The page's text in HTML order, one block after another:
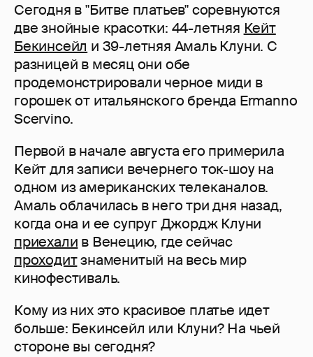
Сегодня в "Битве платьев" соревнуются
две знойные красотки: 44-летняя Кейт
Бекинсейл и 39-летняя Амаль Клуни. С
разницей в месяц они обе
продемонстрировали черное миди в
горошек от итальянского бренда Ermanno
Scervino.
Первой в начале августа его примерила
Кейт для записи вечернего ток-шоу на
одном из американских телеканалов.
Амаль облачилась в него три дня назад,
когда она и ее супруг Джордж Клуни
приехали в Венецию, где сейчас
проходитзнаменитый на весь мир
кинофестиваль.
Кому из них это красивое платье идет
больше: Бекинсейл или Клуни? На чьей
стороне вы сегодня?